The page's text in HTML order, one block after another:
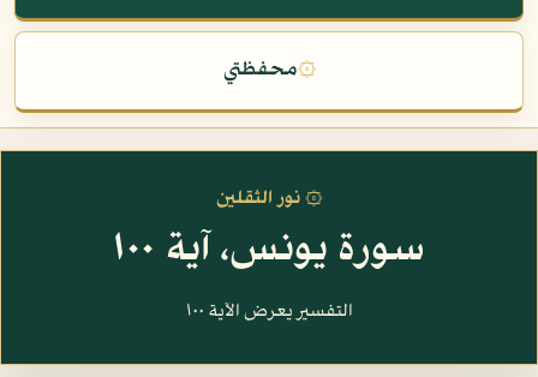
۞محفظتي
۞ نور الثقلين
سورة يونس، آية ١٠٠
التفسير يعرض الآية ١٠٠